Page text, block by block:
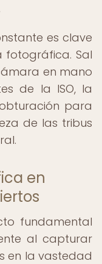
es clave
fotográfica. Sal
en mano
de la ISO, la
para
de las tribus
en
fundamental
al capturar
en la vastedad